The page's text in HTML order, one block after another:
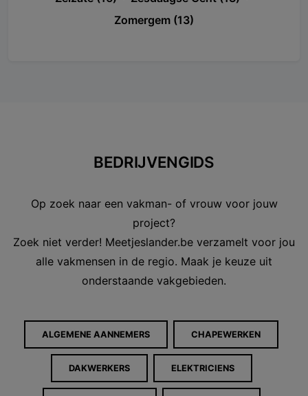
Zomergem (13)
BEDRIJVENGIDS
Op zoek naar een vakman- of vrouw voor jouw
project?
Zoek niet verder! Meetjeslander.be verzamelt voor jou
alle vakmensen in de regio. Maak je keuze uit
onderstaande vakgebieden.
ALGEMENE AANNEMERS CHAPEWERKEN
DAKWERKERS ELEKTRICIENS